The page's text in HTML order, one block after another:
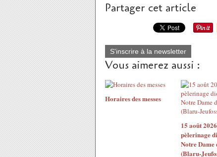
Partager cet article
S'inscrire à la newsletter
Vous aimerez aussi :
Horaires des messes
15 août
pèlerinage
Notre Dame
(Blaru-